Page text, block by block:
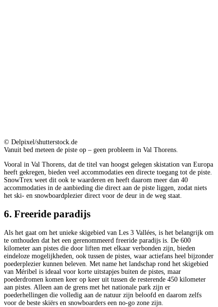
© Delpixel/shutterstock.de
Vanuit bed meteen de piste op – geen probleem in Val Thorens.
Vooral in Val Thorens, dat de titel van hoogst gelegen skistation van Europa
heeft gekregen, bieden veel accommodaties een directe toegang tot de piste.
SnowTrex weet dit ook te waarderen en heeft daarom meer dan 40
accommodaties in de aanbieding die direct aan de piste liggen, zodat niets
het ski- en snowboardplezier direct voor de deur in de weg staat.
6. Freeride paradijs
Als het gaat om het unieke skigebied van Les 3 Vallées, is het belangrijk om
te onthouden dat het een gerenommeerd freeride paradijs is. De 600
kilometer aan pistes die door liften met elkaar verbonden zijn, bieden
eindeloze mogelijkheden, ook tussen de pistes, waar actiefans heel bijzonder
poederplezier kunnen beleven. Met name het landschap rond het skigebied
van Méribel is ideaal voor korte uitstapjes buiten de pistes, maar
poederdromen komen keer op keer uit tussen de resterende 450 kilometer
aan pistes. Alleen aan de grens met het nationale park zijn er
poederhellingen die volledig aan de natuur zijn beloofd en daarom zelfs
voor de beste skiërs en snowboarders een no-go zone zijn.